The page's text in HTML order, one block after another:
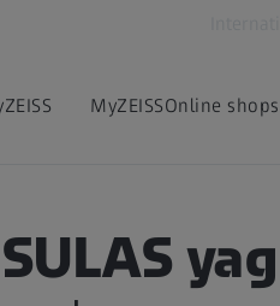
MyZEISSOnline shops
yag